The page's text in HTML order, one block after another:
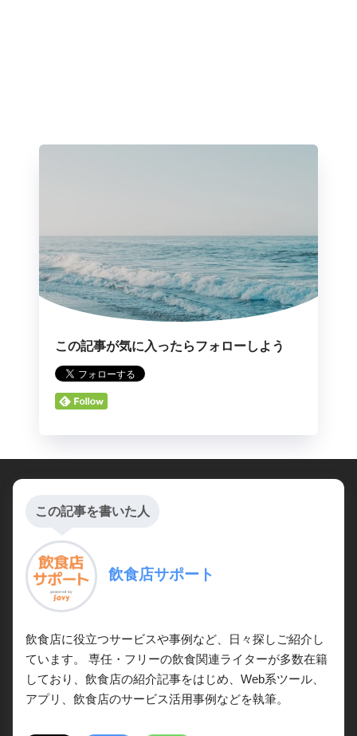
この記事が気に入ったらフォローしよう
この記事を書いた人
飲食店サポート
飲食店に役立つサービスや事例など、日々探しご紹介し
ています。 専任・フリーの飲食関連ライターが多数在籍
しており、飲食店の紹介記事をはじめ、Web系ツール、
アプリ、飲食店のサービス活用事例などを執筆。